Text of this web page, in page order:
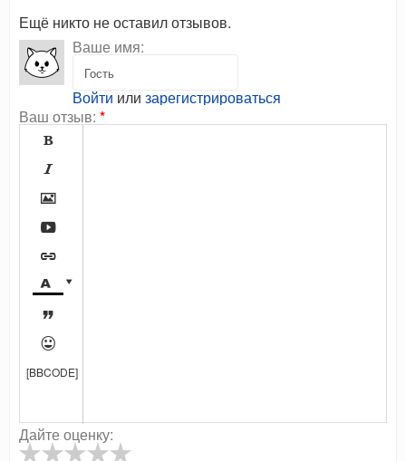
Ещё никто не оставил отзывов.
Ваше имя:
Войти или зарегистрироваться
Ваш отзыв: *









[BBCODE]
Дайте оценку: